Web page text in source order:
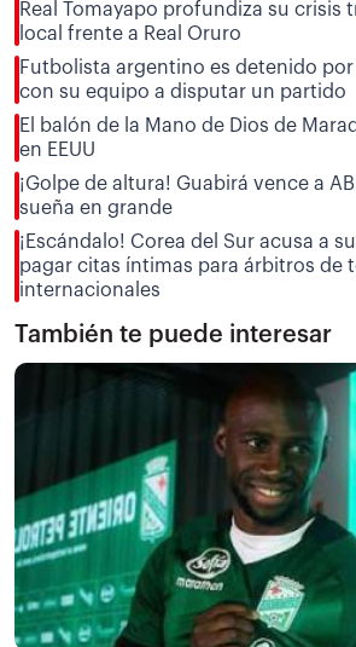
Real Tomayapo profundiza su crisis
local frente a Real Oruro
Futbolista argentino es detenido por
con su equipo a disputar un partido
El balón de la Mano de Dios de
en EEUU
¡Golpe de altura! Guabirá vence a
sueña en grande
¡Escándalo! Corea del Sur acusa a
pagar citas íntimas para árbitros de
internacionales
También te puede interesar